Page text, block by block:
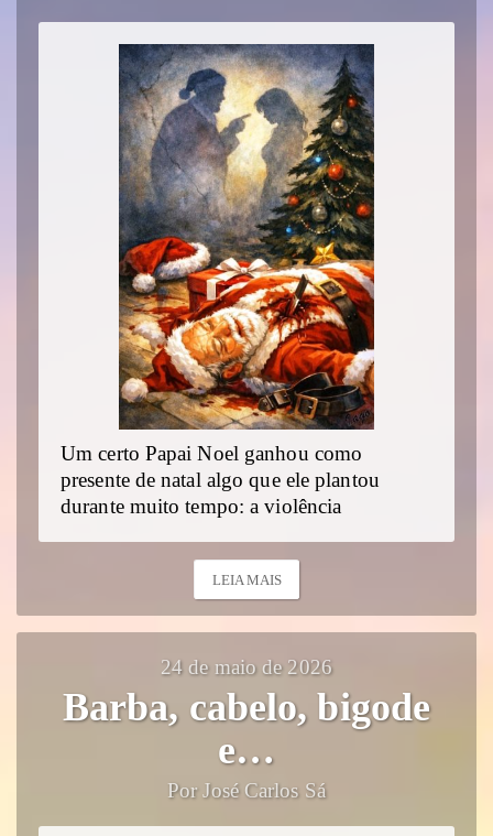
Um certo Papai Noel ganhou como
presente de natal algo que ele plantou
durante muito tempo: a violência
LEIA MAIS
24 de maio de 2026
Barba, cabelo, bigode
e…
Por José Carlos Sá